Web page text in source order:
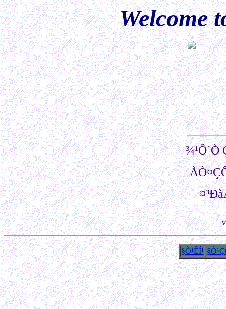
Welcome
¾¹Ô´Ò
§Ò¹ÊÍ¹